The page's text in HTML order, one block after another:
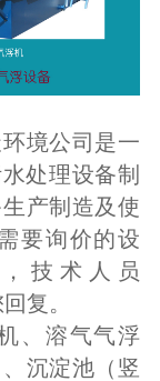
境公司是一
处理设备制
产制造及使
要询价的设
技术人员
复。
、溶气气浮
沉淀池（竖